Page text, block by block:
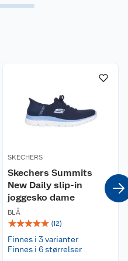
SKECHERS
Skechers Summits
New Daily slip-in
joggesko dame
BLÅ
☆☆☆☆☆ (12)
Finnes i 3 varianter
Finnes i 6 størrelser